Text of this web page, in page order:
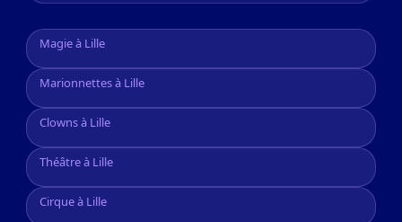
Magie à Lille
Marionnettes à Lille
Clowns à Lille
Théâtre à Lille
Cirque à Lille